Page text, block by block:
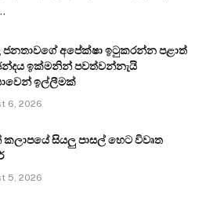
ජනතාවගේ අපේක්ෂා ඉටුකරන්න පළාත්
ඉක්මනින් පවත්වන්නැයි
ඉල්ලීමක්
6, 2026
කලාපයේ සියලු පාසල් හෙට විවෘත
5, 2026